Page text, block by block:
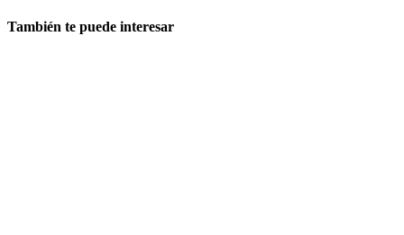
También te puede interesar